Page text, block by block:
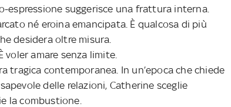
espressione suggerisce una frattura interna.
né eroina emancipata. È qualcosa di più
desidera oltre misura.
voler amare senza limite.
tragica contemporanea. In un’epoca che chiede
delle relazioni, Catherine sceglie
la combustione.